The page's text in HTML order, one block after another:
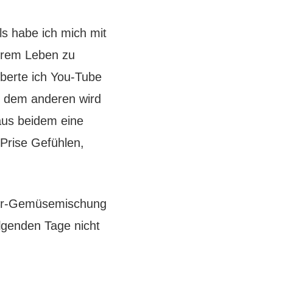
habe ich mich mit
Leben zu
ich You-Tube
anderen wird
beidem eine
Gefühlen,
Gemüsemischung
Tage nicht